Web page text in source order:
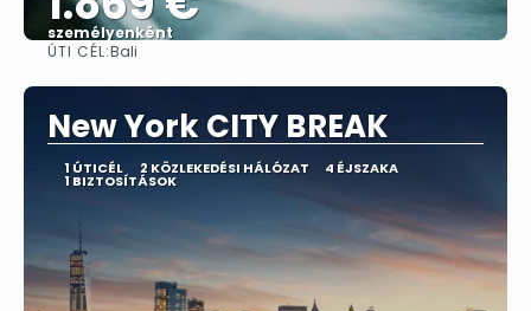
személyenként
ÚTI CÉL:Bali
New York CITY BREAK
1 ÚTICÉL 2 KÖZLEKEDÉSI HÁLÓZAT 4 ÉJSZAKA
1 BIZTOSÍTÁSOK